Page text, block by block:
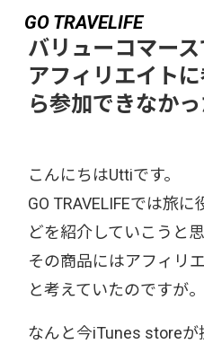
GO TRAVELIFE
バリューコマー
アフィリエイト
ら参加できなか
こんにちはUttiです。
GO TRAVELIFEでは旅
どを紹介していこうと
その商品にはアフィリ
と考えていたのですが。
なんと今iTunes store